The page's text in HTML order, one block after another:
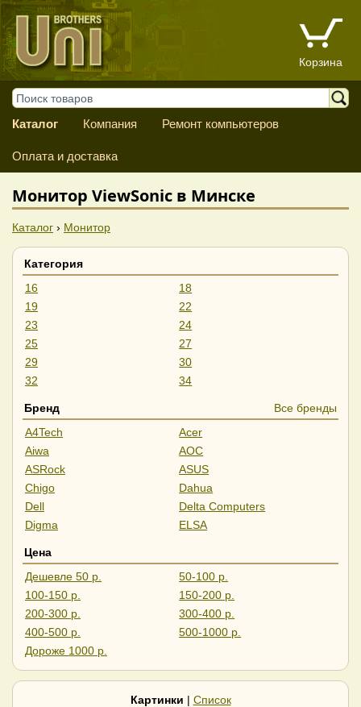
Корзина
Каталог Компания Ремонт компьютеров
Оплата и доставка
Монитор ViewSonic в Минске
Каталог › Монитор
Категория
16
18
19
22
23
24
25
27
29
30
32
34
40
43
45
49
55
57
Бренд
Все бренды
A4Tech
Acer
Aiwa
AOC
ASRock
ASUS
Chigo
Dahua
Dell
Delta Computers
Digma
ELSA
GMNG
HAFF
HIPER
Hisense
Horizont
HP
iFlow
Iiyama
IRBIS
Lenovo
LG
Lime
MSI
Цена
Дешевле 50 р.
50-100 р.
100-150 р.
150-200 р.
200-300 р.
300-400 р.
400-500 р.
500-1000 р.
Дороже 1000 р.
Картинки | Список